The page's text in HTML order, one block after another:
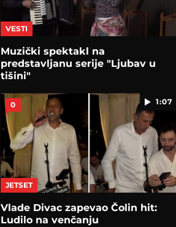
VESTI
Muzički spektakl na
predstavljanu serije "Ljubav u
tišini"
1:07
0
JETSET
Vlade Divac zapevao Čolin hit:
Ludilo na venčanju